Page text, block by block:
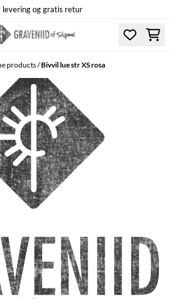
levering og gratis retur
products/Bivvil lue str XS rosa